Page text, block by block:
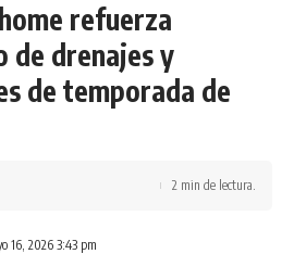
refuerza
de drenajes y
de temporada de
16, 2026 3:43 pm
2 min de lectura.